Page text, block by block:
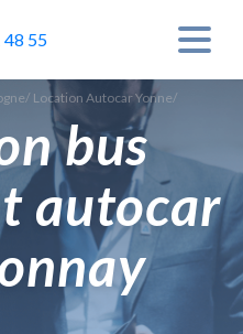
48 55
/ Location Autocar Yonne/
bus
autocar